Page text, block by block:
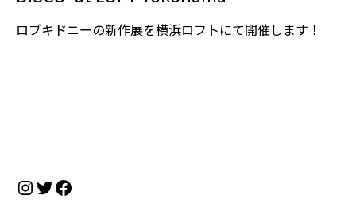
ロブキドニーの新作展を横浜ロフトにて開催します！
Instagram
Twitter
Facebook